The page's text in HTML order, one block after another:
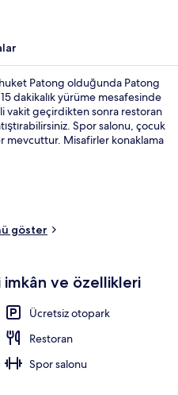
Patong olduğunda Patong
dakikalık yürüme mesafesinde
vakit geçirdikten sonra restoran
Spor salonu, çocuk
mevcuttur. Misafirler konaklama
göster
imkân ve özellikleri
Ücretsiz otopark
Restoran
Spor salonu